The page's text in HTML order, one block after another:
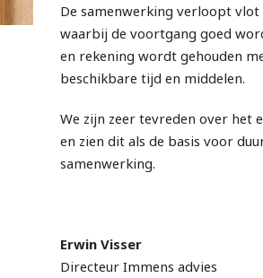
De samenwerking verloopt vlot
waarbij de voortgang goed
en rekening wordt gehouden
beschikbare tijd en middelen.
We zijn zeer tevreden over het
en zien dit als de basis voor
samenwerking.
Erwin Visser
Directeur Immens advies